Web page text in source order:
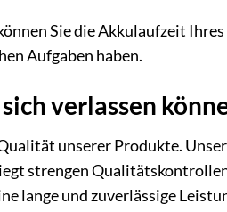
Sie die Akkulaufzeit
Aufgaben haben.
verlassen
unserer Produkte.
strengen
lange und zuverlässige